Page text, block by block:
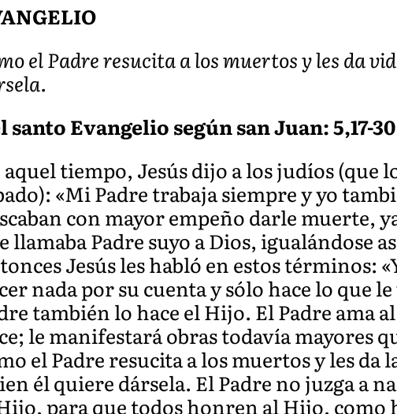
el Padre resucita a los muertos y les da
santo Evangelio según san Juan: 5,17-30
aquel tiempo, Jesús dijo a los judíos (que
«Mi Padre trabaja siempre y yo
con mayor empeño darle muerte,
llamaba Padre suyo a Dios, igualándose
Jesús les habló en estos términos:
nada por su cuenta y sólo hace lo que
también lo hace el Hijo. El Padre ama
le manifestará obras todavía mayores
el Padre resucita a los muertos y les
él quiere dársela. El Padre no juzga a
para que todos honren al Hijo, como